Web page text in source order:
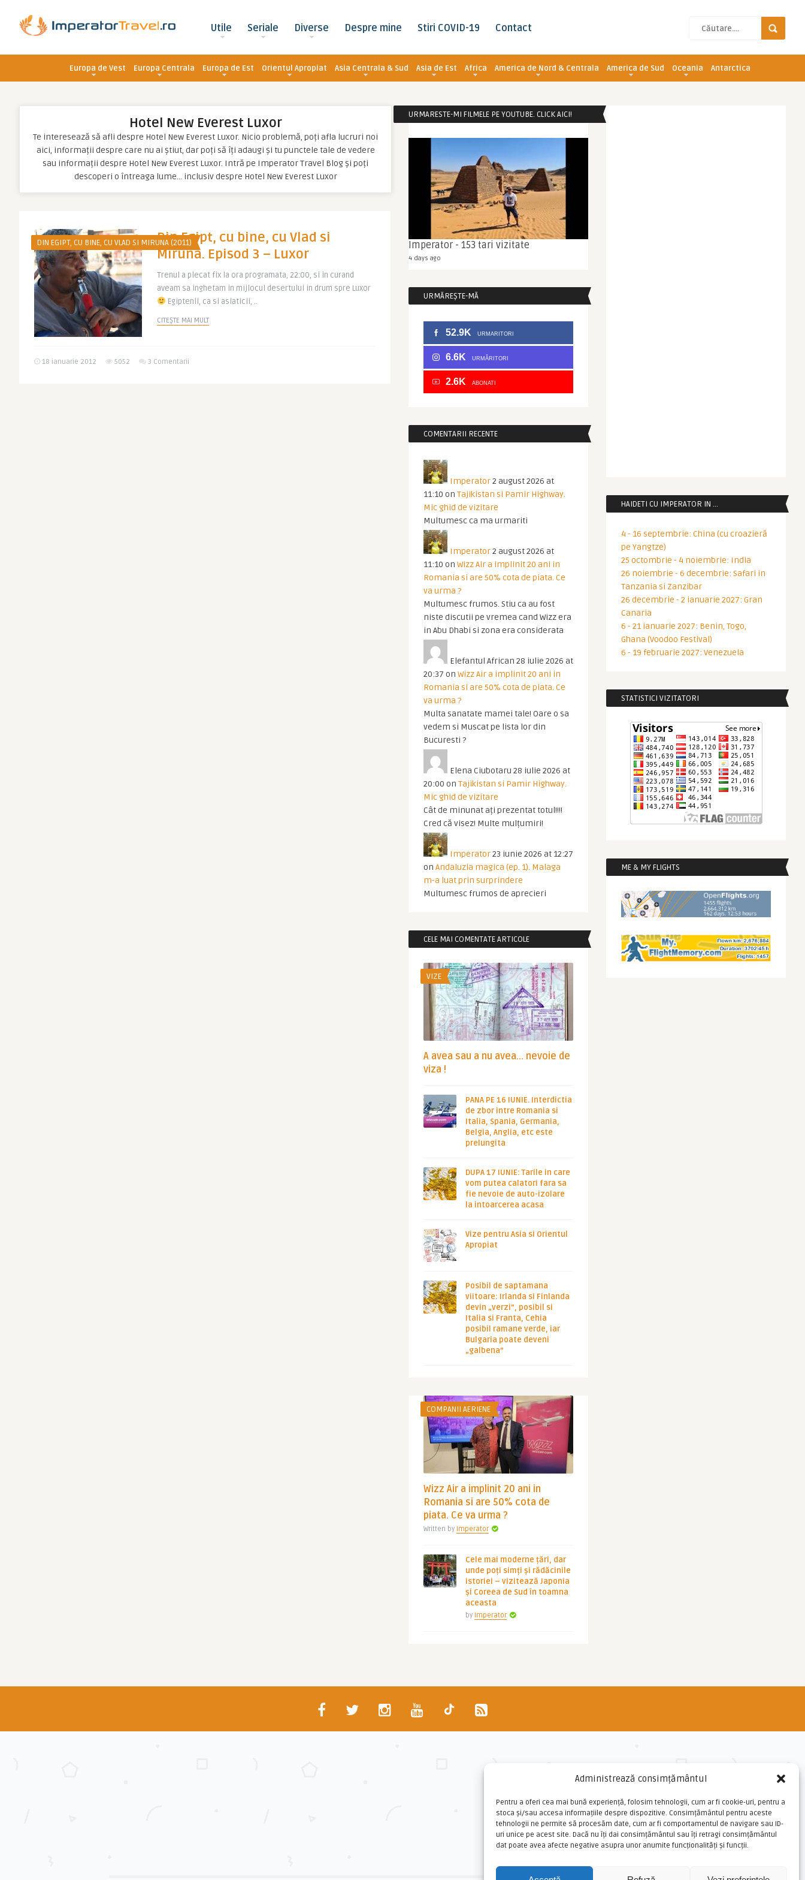
Administrează consimțământul
Pentru a oferi cea mai bună experiență, folosim tehnologii, cum ar fi cookie-uri, pentru a
stoca și/sau accesa informațiile despre dispozitive. Consimțământul pentru aceste
tehnologii ne permite să procesăm date, cum ar fi comportamentul de navigare sau ID-
uri unice pe acest site. Dacă nu îți dai consimțământul sau îți retragi consimțământul
dat poate avea afecte negative asupra unor anumite funcționalități și funcții.
Utile Seriale Diverse Despre mine Stiri COVID-19 Contact
Europa de Vest Europa Centrala Europa de Est Orientul Apropiat Asia Centrala & Sud Asia de Est Africa America de Nord & Centrala America de Sud Oceania Antarctica
Hotel New Everest Luxor
Te interesează să afli despre Hotel New Everest Luxor. Nicio problemă, poți afla lucruri noi
aici, informații despre care nu ai știut, dar poți să îți adaugi și tu punctele tale de vedere
sau informații despre Hotel New Everest Luxor. Intră pe Imperator Travel Blog și poți
descoperi o întreaga lume… inclusiv despre Hotel New Everest Luxor
DIN EGIPT, CU BINE, CU VLAD SI MIRUNA (2011)Din Egipt, cu bine, cu Vlad si
Miruna. Episod 3 – Luxor
Trenul a plecat fix la ora programata, 22:00, si in curand
aveam sa inghetam in mijlocul desertului in drum spre Luxor
Egiptenii, ca si asiaticii, ..
CITEȘTE MAI MULT
18 ianuarie 2012 5052 3 Comentarii
URMARESTE-MI FILMELE PE YOUTUBE. CLICK AICI!
Imperator - 153 tari vizitate
4 days ago
URMĂREȘTE-MĂ
52.9K URMARITORI
6.6K URMĂRITORI
2.6K ABONATI
COMENTARII RECENTE
Imperator2 august 2026 at
11:10 on Tajikistan si Pamir Highway.
Mic ghid de vizitare
Multumesc ca ma urmariti
Imperator2 august 2026 at
11:10 on Wizz Air a implinit 20 ani in
Romania si are 50% cota de piata. Ce
va urma ?
Multumesc frumos. Stiu ca au fost
niste discutii pe vremea cand Wizz era
in Abu Dhabi si zona era considerata
Elefantul African 28 iulie 2026 at
20:37 on Wizz Air a implinit 20 ani in
Romania si are 50% cota de piata. Ce
va urma ?
Multa sanatate mamei tale! Oare o sa
vedem si Muscat pe lista lor din
Bucuresti ?
Elena Ciubotaru 28 iulie 2026 at
20:00 on Tajikistan si Pamir Highway.
Mic ghid de vizitare
Cât de minunat ați prezentat totul!!!!
Cred că visez! Multe mulțumiri!
Imperator23 iunie 2026 at 12:27
on Andaluzia magica (ep. 1). Malaga
m-a luat prin surprindere
Multumesc frumos de aprecieri
CELE MAI COMENTATE ARTICOLE
VIZE
A avea sau a nu avea… nevoie de
viza !
PANA PE 16 IUNIE. Interdictia
de zbor intre Romania si
Italia, Spania, Germania,
Belgia, Anglia, etc este
prelungita
DUPA 17 IUNIE: Tarile in care
vom putea calatori fara sa
fie nevoie de auto-izolare
la intoarcerea acasa
Vize pentru Asia si Orientul
Apropiat
Posibil de saptamana
viitoare: Irlanda si Finlanda
devin „verzi”, posibil si
Italia si Franta, Cehia
posibil ramane verde, iar
Bulgaria poate deveni
„galbena”
COMPANII AERIENE
Wizz Air a implinit 20 ani in
Romania si are 50% cota de
piata. Ce va urma ?
Written by Imperator
Cele mai moderne țări, dar
unde poți simți și rădăcinile
istoriei – vizitează Japonia
și Coreea de Sud în toamna
aceasta
by Imperator
HAIDETI CU IMPERATOR IN …
4 - 16 septembrie: China (cu croazieră
pe Yangtze)
25 octombrie - 4 noiembrie: India
26 noiembrie - 6 decembrie: Safari in
Tanzania si Zanzibar
26 decembrie - 2 ianuarie 2027: Gran
Canaria
6 - 21 ianuarie 2027: Benin, Togo,
Ghana (Voodoo Festival)
6 - 19 februarie 2027: Venezuela
STATISTICI VIZITATORI
ME & MY FLIGHTS